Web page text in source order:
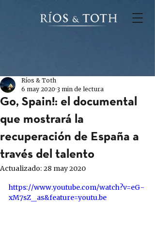
Go, Spain!: el documental
que mostrará la
recuperación de España a
través del talento
Ríos & Toth
6 may 2020 3 min de lectura
Actualizado: 28 may 2020
https://www.youtube.com/watch?v=eG-
xM7sZ_as&feature=youtu.be